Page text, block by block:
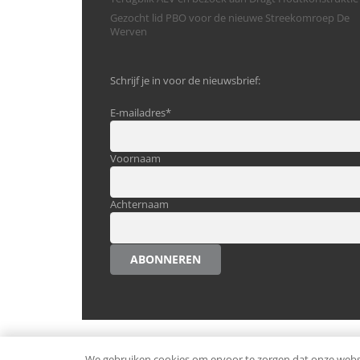
Gezocht lid PBO voor de nieuwe Streekomroep De
Werven
Schrijf je in voor de nieuwsbrief:
E-mailadres*
Voornaam
Achternaam
ABONNEREN